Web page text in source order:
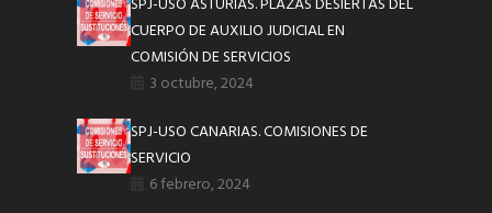
SPJ-USO ASTURIAS. PLAZAS DESIERTAS DEL
CUERPO DE AUXILIO JUDICIAL EN
COMISIÓN DE SERVICIOS
3 octubre, 2024
SPJ-USO CANARIAS. COMISIONES DE
SERVICIO
6 febrero, 2024